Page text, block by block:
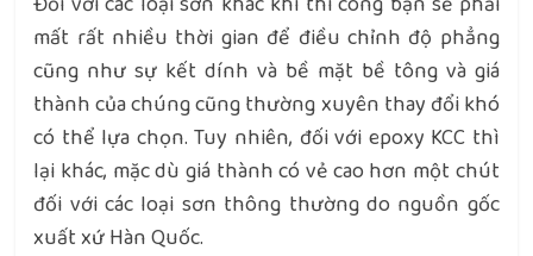
mất rất nhiều thời gian để điều chỉnh độ phẳng
cũng như sự kết dính và bề mặt bề tông và giá
thành của chúng cũng thường xuyên thay đổi khó
có thể lựa chọn. Tuy nhiên, đối với epoxy KCC thì
lại khác, mặc dù giá thành có vẻ cao hơn một chút
đối với các loại sơn thông thường do nguồn gốc
xuất xứ Hàn Quốc.